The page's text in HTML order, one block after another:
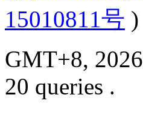
15010811号 )
GMT+8,
20 queries .